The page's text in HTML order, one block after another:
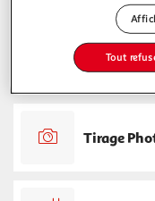
Frais
Tirage
Tout